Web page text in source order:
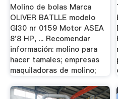
Molino de bolas Marca
OLIVER BATLLE modelo
GI30 nr 0159 Motor ASEA
8'8 HP, ... Recomendar
información: molino para
hacer tamales; empresas
maquiladoras de molino;